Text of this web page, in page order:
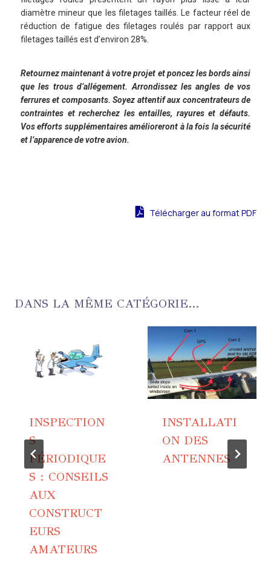
diamètre mineur que les filetages taillés. Le facteur réel de
réduction de fatigue des filetages roulés par rapport aux
filetages taillés est d’environ 28%.
Retournez maintenant à votre projet et poncez les bords ainsi
que les trous d’allégement. Arrondissez les angles de vos
ferrures et composants. Soyez attentif aux concentrateurs de
contraintes et recherchez les entailles, rayures et défauts.
Vos efforts supplémentaires amélioreront à la fois la sécurité
et l’apparence de votre avion.
Télécharger au format PDF
DANS LA MÊME CATÉGORIE...
INSPECTION
S
PÉRIODIQUE
S : CONSEILS
AUX
CONSTRUCT
EURS
AMATEURS
INSTALLATI
ON DES
ANTENNES